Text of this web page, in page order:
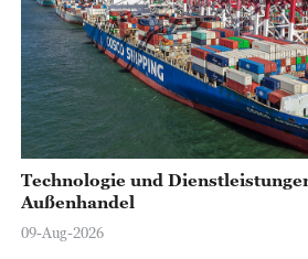
Technologie und
Außenhandel
09-Aug-2026